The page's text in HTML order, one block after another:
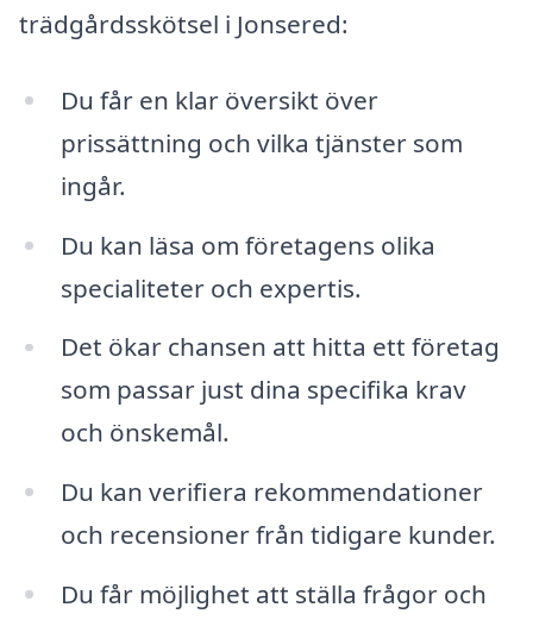
trädgårdsskötsel i Jonsered:
Du får en klar översikt över
prissättning och vilka tjänster som
ingår.
Du kan läsa om företagens olika
specialiteter och expertis.
Det ökar chansen att hitta ett företag
som passar just dina specifika krav
och önskemål.
Du kan verifiera rekommendationer
och recensioner från tidigare kunder.
Du får möjlighet att ställa frågor och